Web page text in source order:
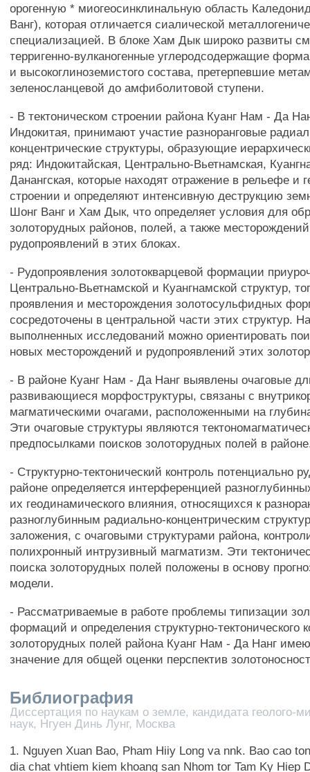
орогенную * миогеосинклинальную область
Ванг), которая отличается сиалической
специализацией. В блоке Хам Дык широко развиты
терригенно-вулканогенные углеродсодержащие
и высокоглиноземистого состава, претерпевшие
зеленосланцевой до амфиболитовой ступени.
- В тектоническом строении района Куанг Нам - Да
Индокитая, принимают участие разноранговые
концентрические структуры, образующие
ряд: Индокитайская, Центрально-Вьетнамская,
Данангская, которые находят отражение в рельефе и
строении и определяют интенсивную деструкцию
Шонг Ванг и Хам Дык, что определяет условия для
золоторудных районов, полей, а также
рудопроявлений в этих блоках.
- Рудопроявления золотокварцевой формации
Центрально-Вьетнамской и Куангнамской структур,
проявления и месторождения золотосульфидных
сосредоточены в центральной части этих структур.
выполненных исследований можно ориентировать
новых месторождений и рудопроявлений этих
- В районе Куанг Нам - Да Нанг выявлены очаговые
развивающиеся морфоструктуры, связаны с
магматическими очагами, расположенными на
Эти очаговые структуры являются
предпосылками поисков золоторудных полей в
- Структурно-тектонический контроль потенциально
районе определяется интерференцией
их геодинамического влияния, относящихся к
разноглубинным радиально-концентрическим
заложения, с очаговыми структурами района,
полихронный интрузивный магматизм. Эти
поиска золоторудных полей положены в основу
модели.
- Рассматриваемые в работе проблемы типизации
формаций и определения структурно-тектонического
золоторудных полей района Куанг Нам - Да Нанг
значение для общей оценки перспектив
Библиография
Диссертация по наукам о земле, кандидата геолого-
наук, Нгуен Динь Лунг, Москва
1. Nguyen Xuan Bao, Pham Hiiy Long va nnk. Bao cao
dia chat vhtiem kiem khoang san Nhom tor Tam Ky Hiep